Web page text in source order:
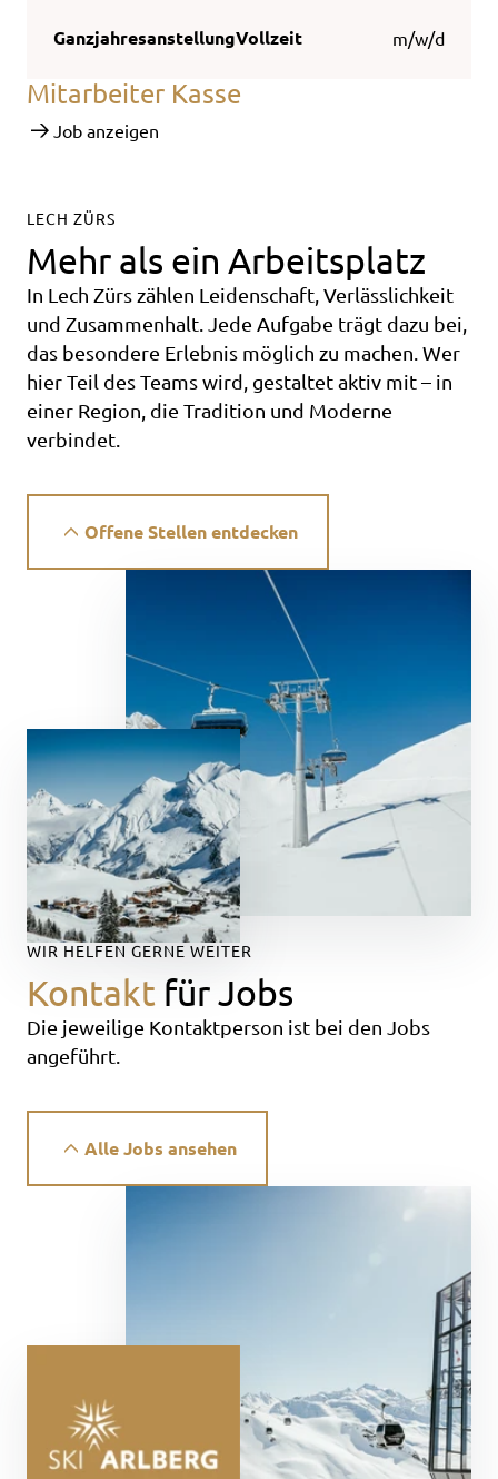
GanzjahresanstellungVollzeit m/w/d
Mitarbeiter Kasse
Job anzeigen
LECH ZÜRS
Mehr als ein Arbeitsplatz
In Lech Zürs zählen Leidenschaft, Verlässlichkeit
und Zusammenhalt. Jede Aufgabe trägt dazu bei,
das besondere Erlebnis möglich zu machen. Wer
hier Teil des Teams wird, gestaltet aktiv mit – in
einer Region, die Tradition und Moderne
verbindet.
Offene Stellen entdecken
WIR HELFEN GERNE WEITER
Kontakt für Jobs
Die jeweilige Kontaktperson ist bei den Jobs
angeführt.
Alle Jobs ansehen